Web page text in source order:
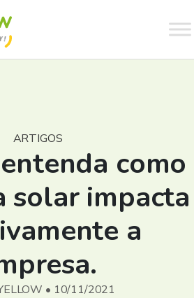
ARTIGOS
como
solar impacta
a
• 10/11/2021